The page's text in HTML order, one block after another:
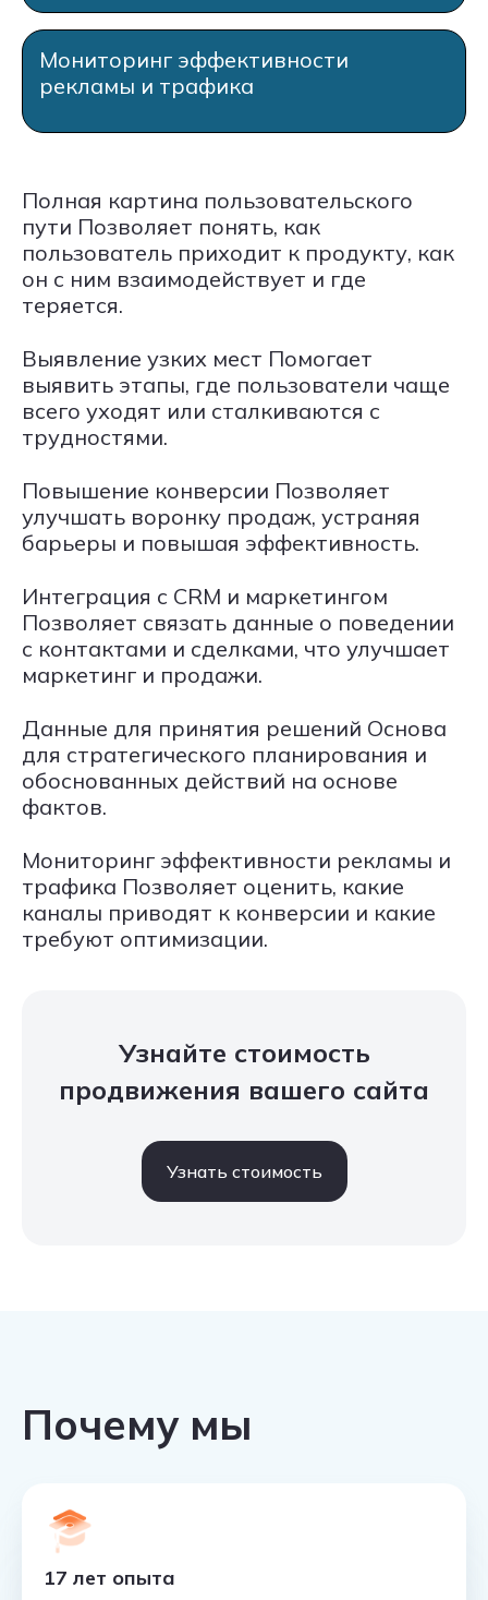
Мониторинг эффективности
рекламы и трафика
Полная картина пользовательского
пути Позволяет понять, как
пользователь приходит к продукту, как
он с ним взаимодействует и где
теряется.
Выявление узких мест Помогает
выявить этапы, где пользователи чаще
всего уходят или сталкиваются с
трудностями.
Повышение конверсии Позволяет
улучшать воронку продаж, устраняя
барьеры и повышая эффективность.
Интеграция с CRM и маркетингом
Позволяет связать данные о поведении
с контактами и сделками, что улучшает
маркетинг и продажи.
Данные для принятия решений Основа
для стратегического планирования и
обоснованных действий на основе
фактов.
Мониторинг эффективности рекламы и
трафика Позволяет оценить, какие
каналы приводят к конверсии и какие
требуют оптимизации.
Узнайте стоимость
продвижения вашего сайта
Узнать стоимость
Почему мы
17 лет опыта